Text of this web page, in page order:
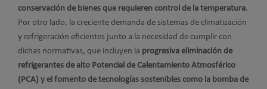
conservación de bienes que requieren control de la temperatura.
Por otro lado, la creciente demanda de sistemas de climatización
y refrigeración eficientes junto a la necesidad de cumplir con
dichas normativas, que incluyen la progresiva eliminación de
refrigerantes de alto Potencial de Calentamiento Atmosférico
(PCA) y el fomento de tecnologías sostenibles como la bomba de